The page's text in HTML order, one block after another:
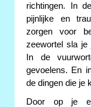
richtingen. In
pijnlijke en
zorgen voor
zeewortel sla je
In de
gevoelens. En
de dingen die je
Door op je